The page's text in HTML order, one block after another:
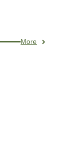
More